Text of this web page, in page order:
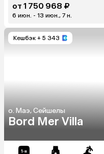
от 1 750 968 ₽
6 июн. - 13 июн., 7 н.
Кешбэк + 5 343
о. Маэ, Сейшелы
Bord Mer Villa